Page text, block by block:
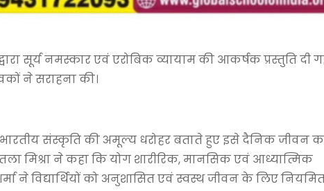
सूर्य नमस्कार एवं एरोबिक व्यायाम की आकर्षक प्रस्तुति दी
ने सराहना की।
संस्कृति की अमूल्य धरोहर बताते हुए इसे दैनिक जीवन
मिश्रा ने कहा कि योग शारीरिक, मानसिक एवं आध्यात्मिक
ने विद्यार्थियों को अनुशासित एवं स्वस्थ जीवन के लिए